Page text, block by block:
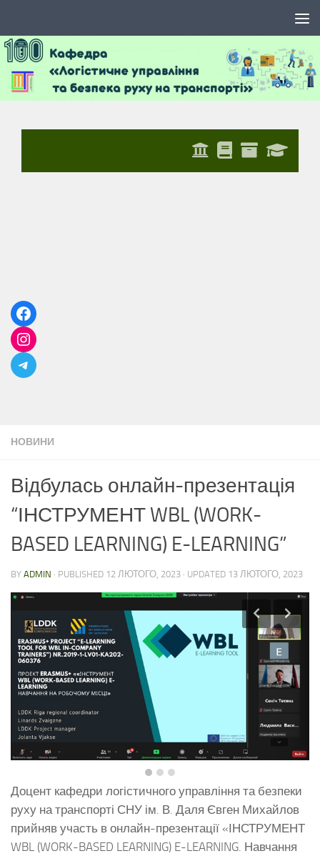
НОВИНИ
Відбулась онлайн-презентація
“ІНСТРУМЕНТ WBL (WORK-
BASED LEARNING) E-LEARNING”
BY ADMIN · PUBLISHED 12 ЛЮТОГО, 2023 · UPDATED 13 ЛЮТОГО, 2023
Доцент кафедри логістичного управління та безпеки
руху на транспорті СНУ ім. В. Даля Євген Михайлов
прийняв участь в онлайн-презентації «ІНСТРУМЕНТ
WBL (WORK-BASED LEARNING) E-LEARNING. Навчання